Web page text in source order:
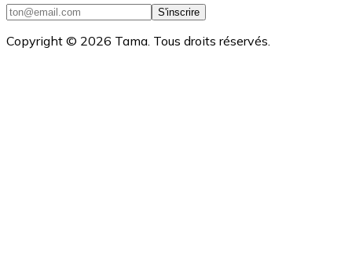
S'inscrire
Copyright © 2026 Tama. Tous droits réservés.